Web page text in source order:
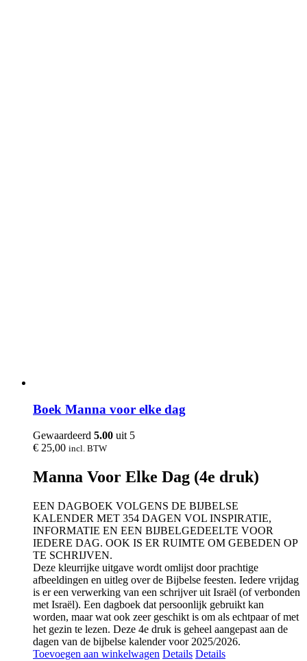
Boek Manna voor elke dag
Gewaardeerd 5.00 uit 5
€ 25,00 incl. BTW
Manna Voor Elke Dag (4e druk)
EEN DAGBOEK VOLGENS DE BIJBELSE
KALENDER MET 354 DAGEN VOL INSPIRATIE,
INFORMATIE EN EEN BIJBELGEDEELTE VOOR
IEDERE DAG. OOK IS ER RUIMTE OM GEBEDEN OP
TE SCHRIJVEN.
Deze kleurrijke uitgave wordt omlijst door prachtige
afbeeldingen en uitleg over de Bijbelse feesten. Iedere vrijdag
is er een verwerking van een schrijver uit Israël (of verbonden
met Israël). Een dagboek dat persoonlijk gebruikt kan
worden, maar wat ook zeer geschikt is om als echtpaar of met
het gezin te lezen. Deze 4e druk is geheel aangepast aan de
dagen van de bijbelse kalender voor 2025/2026.
Toevoegen aan winkelwagen Details Details